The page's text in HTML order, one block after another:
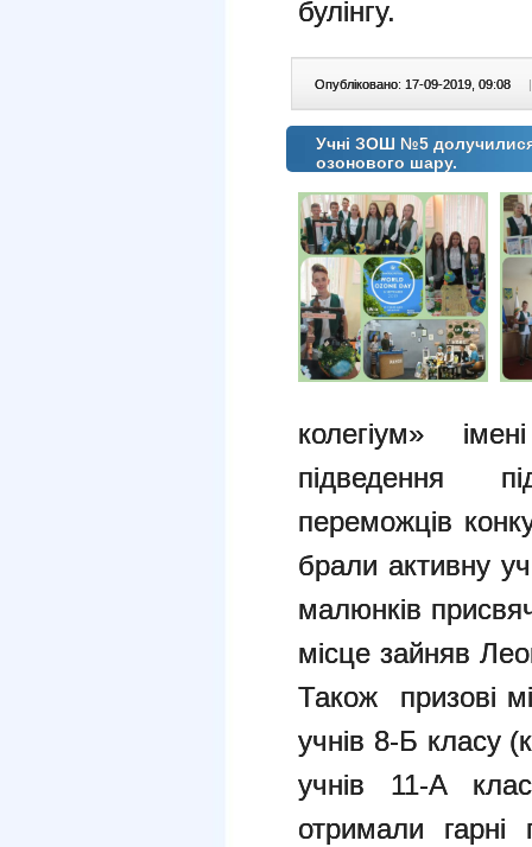
булінгу.
Опубліковано: 17-09-2019, 09:08
Учні ЗОШ №5 долучилися
озонового шару.
колегіум»
підведення
переможців
брали активну
малюнків
місце зайняв
Також призові
учнів 8-Б класу
учнів 11-А
отримали